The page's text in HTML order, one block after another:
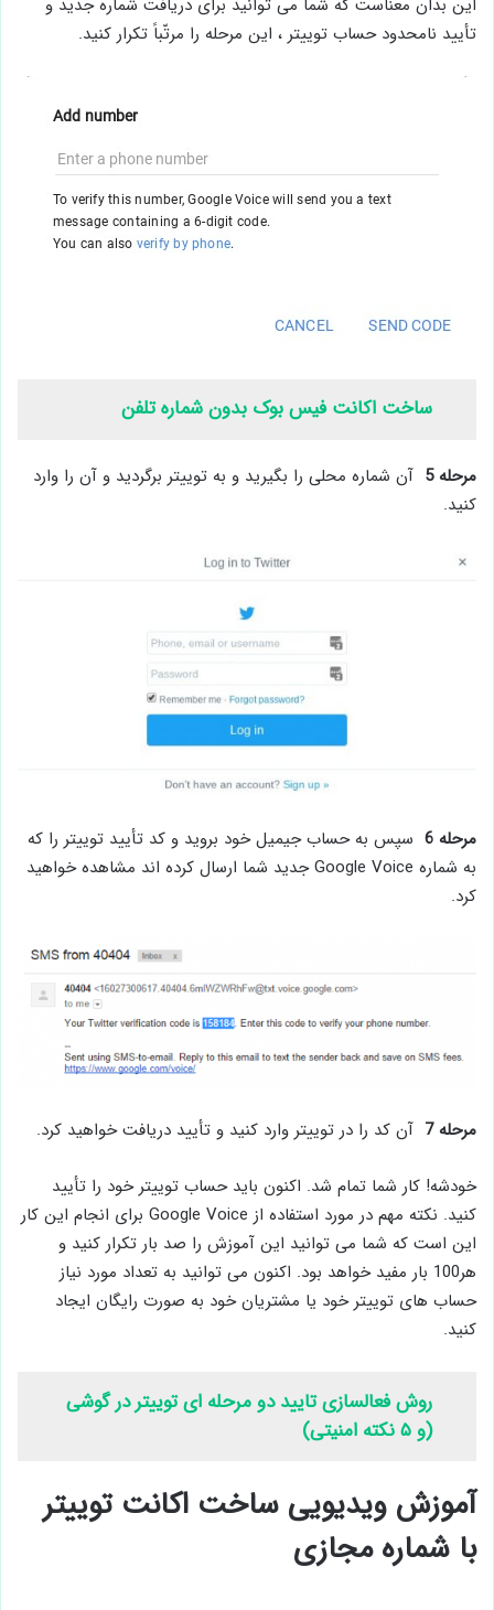
این بدان معناست که شما می توانید برای دریافت شماره جدید و
تأیید نامحدود حساب توییتر ، این مرحله را مرتّباً تکرار کنید.
ساخت اکانت فیس بوک بدون شماره تلفن
مرحله 5
آن شماره محلی را بگیرید و به توییتر برگردید و آن را وارد
کنید.
مرحله 6
سپس به حساب جیمیل خود بروید و کد تأیید توییتر را که
به شماره Google Voice جدید شما ارسال کرده اند مشاهده خواهید
کرد.
مرحله 7 آن کد را در توییتر وارد کنید و تأیید دریافت خواهید کرد.
خودشه! کار شما تمام شد. اکنون باید حساب توییتر خود را تأیید
کنید. نکته مهم در مورد استفاده از Google Voice برای انجام این کار
این است که شما می توانید این آموزش را صد بار تکرار کنید و
هر100 بار مفید خواهد بود. اکنون می توانید به تعداد مورد نیاز
حساب های توییتر خود یا مشتریان خود به صورت رایگان ایجاد
کنید.
روش فعالسازی تایید دو مرحله ای توییتر در گوشی
(و ۵ نکته امنیتی)
آموزش ویدیویی ساخت اکانت توییتر
با شماره مجازی